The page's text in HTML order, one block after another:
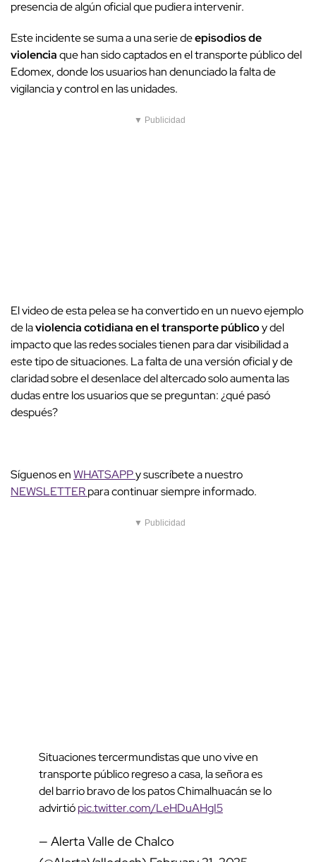
presencia de algún oficial que pudiera intervenir.
Este incidente se suma a una serie deepisodios de
violenciaque han sido captados en el transporte público del
Edomex, donde los usuarios han denunciado la falta de
vigilancia y control en las unidades.
▼ Publicidad
El video de esta pelea se ha convertido en un nuevo ejemplo
de laviolencia cotidiana en el transporte públicoy del
impacto que las redes sociales tienen para dar visibilidad a
este tipo de situaciones. La falta de una versión oficial y de
claridad sobre el desenlace del altercado solo aumenta las
dudas entre los usuarios que se preguntan: ¿qué pasó
después?
Síguenos enWHATSAPPy suscríbete a nuestro
NEWSLETTERpara continuar siempre informado.
▼ Publicidad
Situaciones tercermundistas que uno vive en
transporte público regreso a casa, la señora es
del barrio bravo de los patos Chimalhuacán se lo
advirtiópic.twitter.com/LeHDuAHgI5
— Alerta Valle de Chalco